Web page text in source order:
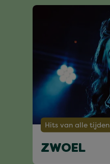
Hits van alle tijden
ZWOEL